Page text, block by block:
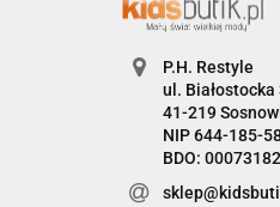
P.H. Restyle
ul.
41-219
NIP 644-185-
BDO: